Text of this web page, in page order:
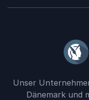
Unser
Dänemark und